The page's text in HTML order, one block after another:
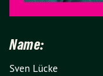
Name:
Sven Lücke